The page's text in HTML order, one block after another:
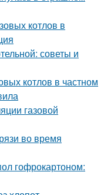
котлов в
советы и
котлов в частном
газовой
во время
гофрокартоном: